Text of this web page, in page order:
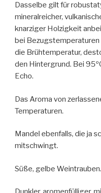
Dasselbe gilt für
mineralreicher,
knarziger Holzigkeit
bei Bezugstemperaturen
die Brühtemperatur,
den Hintergrund. Bei
Echo.
Das Aroma von
Temperaturen.
Mandel ebenfalls, die ja
mitschwingt.
Süße, gelbe Weintrauben.